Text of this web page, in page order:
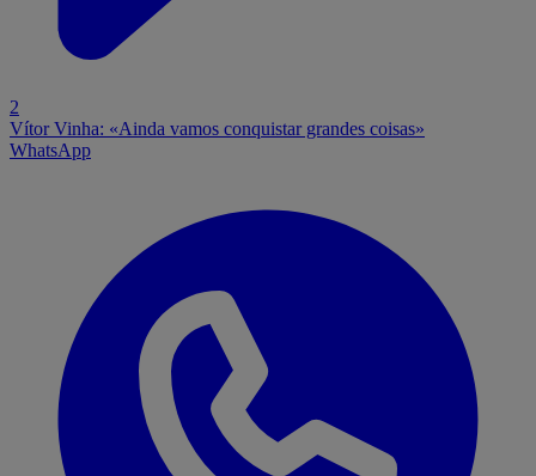
2
Vítor Vinha: «Ainda vamos conquistar grandes coisas»
WhatsApp